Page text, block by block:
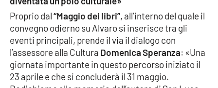
Ilvibonese.it
Catanzarochannel.it
APP
Proprio dal“Maggio dei libri”, all’interno del quale il
convegno odierno su Alvaro si inserisce tra gli
eventi principali, prende il via il dialogo con
l’assessore alla Cultura Domenica Speranza: «Una
giornata importante in questo percorso iniziato il
23 aprile e che si concluderà il 31 maggio.